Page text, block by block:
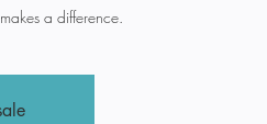
a difference.